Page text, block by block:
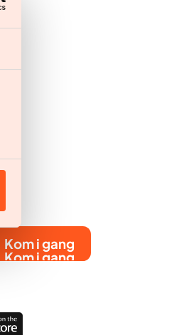
Kom i gang
Kom i gang